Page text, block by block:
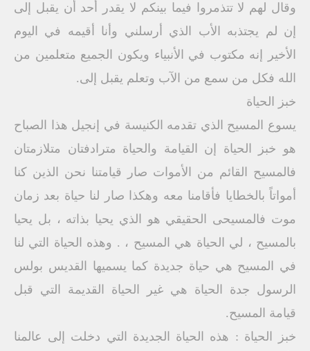
وقال لهم لا تتذمروا فيما بينكم لا يقدر أحد أن يقبل إلى
إن لم يجتذبه الأب الذي أرسلني وأنا أقيمه في اليوم
الأخير إنه مكتوب في الأنبياء ويكون الجميع متعلمين من
الله فكل من سمع من الآب وتعلم يقبل إلى.
خبز الحياة
يسوع المسيح الذي تقدمه الكنيسة في إنجيل هذا الصباح
هو خبز الحياة إن القيامة والحياة مترادفتان متلازمتان
فالمسيح القائم من الأموات صار قيامتنا نحن الذين كنا
أمواتاً بالخطايا فأقامنا معه وهكذا صار لنا حياة بعد زمان
موت فالمسيحى الحقيقي هو الذي يحيا بذاته ، بل يحيا
بالمسيح ، لي الحياة هي المسيح ، . وهذه الحياة التي لنا
في المسيح هي حياة جديدة كما يسميها القديس بولس
الرسول جدة الحياة هي غير الحياة القديمة التي قبل
قيامة المسيح.
خبز الحياة : هذه الحياة الجديدة التي دخلت إلى عالمنا